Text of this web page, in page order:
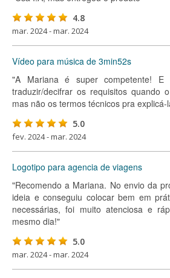
4.8
mar. 2024 - mar. 2024
Vídeo para música de 3min52s
"A Mariana é super competente!
traduzir/decifrar os requisitos quando
mas não os termos técnicos pra
5.0
fev. 2024 - mar. 2024
Logotipo para agencia de viagens
"Recomendo a Mariana. No envio da
ideia e conseguiu colocar bem em
necessárias, foi muito atenciosa e
mesmo dia!"
5.0
mar. 2024 - mar. 2024